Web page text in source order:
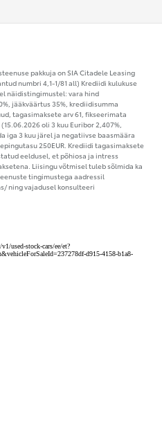
pakkuja on SIA Citadele Leasing
numbri 4,1-1/81 all) Krediidi kulukuse
näidistingimustel: vara hind
jääkväärtus 35%, krediidisumma
tagasimaksete arv 61, fikseerimata
oli 3 kuu Euribor 2,407%,
iga 3 kuu järel ja negatiivse baasmäära
250EUR. Krediidi tagasimaksete
eeldusel, et põhiosa ja intress
Liisingu võtmisel tuleb sõlmida ka
tingimustega aadressil
ning vajadusel konsulteeri
used-stock-cars/ee/et?
d915-4158-b1a8-